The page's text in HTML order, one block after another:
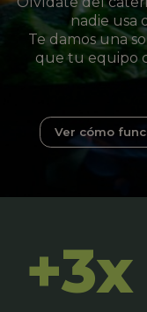
nadie usa
Te damos una
que tu equipo
Ver cómo
+3x